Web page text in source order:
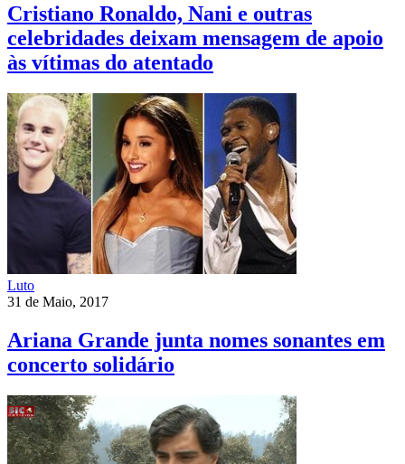
Cristiano Ronaldo, Nani e outras
celebridades deixam mensagem de apoio
às vítimas do atentado
Luto
31 de Maio, 2017
Ariana Grande junta nomes sonantes em
concerto solidário